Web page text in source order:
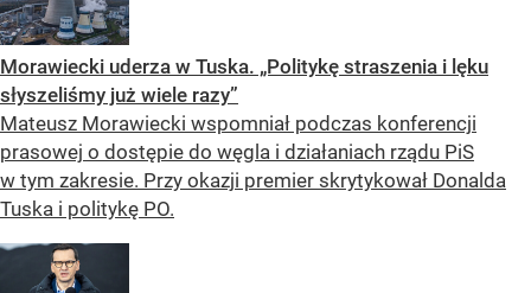
Morawiecki uderza w Tuska. „Politykę straszenia i lęku
słyszeliśmy już wiele razy”
Mateusz Morawiecki wspomniał podczas konferencji
prasowej o dostępie do węgla i działaniach rządu PiS
w tym zakresie. Przy okazji premier skrytykował Donalda
Tuska i politykę PO.